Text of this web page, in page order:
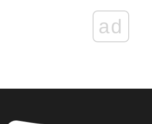
ad